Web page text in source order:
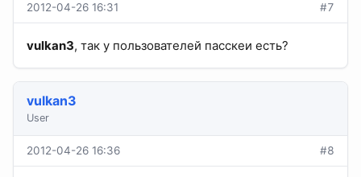
2012-04-26 16:31 #7
vulkan3, так у пользователей пасскеи есть?
vulkan3
User
2012-04-26 16:36 #8